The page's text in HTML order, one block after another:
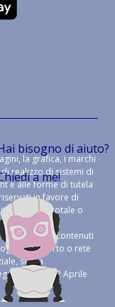
bisogno di aiuto?
a me!
la grafica, i marchi
realizzo di sistemi di
e alle forme di tutela
in favore di
totale o
dei contenuti
supporto o rete
senza
633 del 22 Aprile